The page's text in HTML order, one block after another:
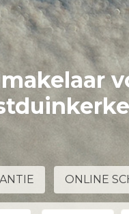
ONLINE